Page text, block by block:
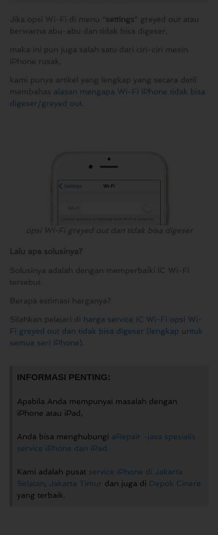
Jika opsi Wi-Fi di menu “settings” greyed out atau
berwarna abu-abu dan tidak bisa digeser,
maka ini pun juga salah satu dari ciri-ciri mesin
iPhone rusak,
kami punya artikel yang lengkap yang secara detil
membahas alasan mengapa Wi-Fi iPhone tidak bisa
digeser/greyed out.
opsi Wi-Fi greyed out dan tidak bisa digeser
Lalu apa solusinya?
Solusinya adalah dengan memperbaiki IC Wi-Fi
tersebut.
Berapa estimasi harganya?
Silahkan pelajari di harga service IC Wi-Fi opsi Wi-
Fi greyed out dan tidak bisa digeser (lengkap untuk
semua seri iPhone).
INFORMASI PENTING:
Apabila Anda mempunyai masalah dengan
iPhone atau iPad,
Anda bisa menghubungi aRepair -jasa spesialis
service iPhone dan iPad.
Kami adalah pusat service iPhone di Jakarta
Selatan, Jakarta Timur dan juga di Depok Cinere
yang terbaik.